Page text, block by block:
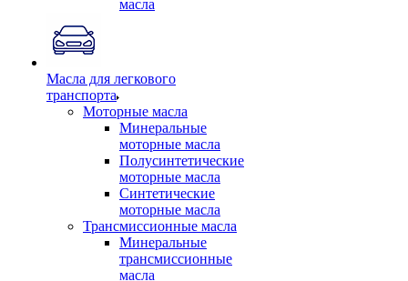
масла
Масла для легкового
транспорта
Моторные масла
Минеральные
моторные масла
Полусинтетические
моторные масла
Синтетические
моторные масла
Трансмиссионные масла
Минеральные
трансмиссионные
масла